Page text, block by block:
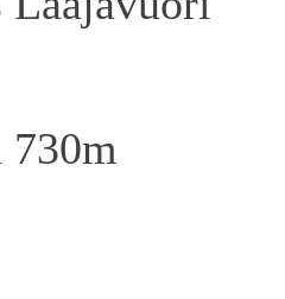
730m